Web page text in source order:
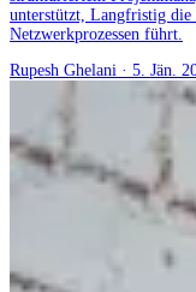
unterstützt, Langfristig die
Netzwerkprozessen führt.
Rupesh Ghelani · 5. Jän.